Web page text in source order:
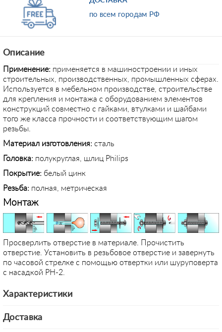
по всем городам РФ
Описание
Применение: применяется в машиностроении и иных
строительных, производственных, промышленных сферах.
Используется в мебельном производстве, строительстве
для крепления и монтажа с оборудованием элементов
конструкций совместно с гайками, втулками и шайбами
того же класса прочности и соответствующим шагом
резьбы.
Материал изготовления: сталь
Головка: полукруглая, шлиц Philips
Покрытие: белый цинк
Резьба: полная, метрическая
Монтаж
Просверлить отверстие в материале. Прочистить
отверстие. Установить в резьбовое отверстие и завернуть
по часовой стрелке с помощью отвертки или шуруповерта
с насадкой PH-2.
Характеристики
Доставка